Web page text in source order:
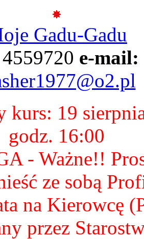
Gadu-Gadu
e-mail:
kurs: 19
godz. 16:00
- Ważne!!
ze sobą
na Kierowcę
przez